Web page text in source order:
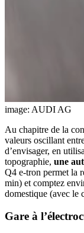
image: AUDI AG
Au chapitre de la
valeurs oscillant
d’envisager, en
topographie, une
Q4 e-tron permet la
min) et comptez
domestique (avec le
Gare à